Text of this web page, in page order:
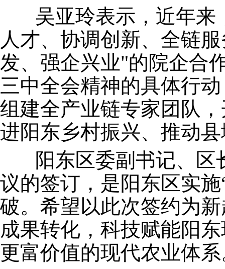
吴亚玲表示，近年来
人才、协调创新、全链
发、强企兴业"的院企合
三中全会精神的具体行
组建全产业链专家团队
进阳东乡村振兴、推动
阳东区委副书记、区
议的签订，是阳东区实
破。希望以此次签约为
成果转化，科技赋能阳
更富价值的现代农业体